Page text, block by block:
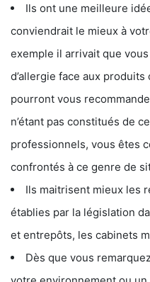
Ils ont une meilleure
conviendrait le mieux à
exemple il arrivait que
d’allergie face aux
pourront vous
n’étant pas constitués de
professionnels, vous êtes
confrontés à ce genre de
Ils maitrisent mieux les
établies par la législation
et entrepôts, les cabinets
Dès que vous